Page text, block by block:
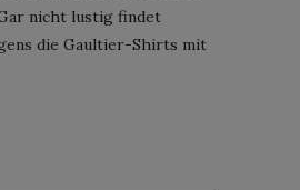
nicht lustig findet
die Gaultier-Shirts mit